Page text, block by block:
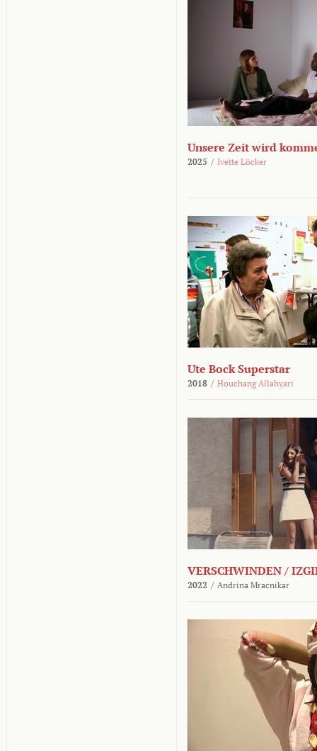
Unsere Zeit wird
2025 / Ivette Löcker
Ute Bock Superstar
2018 / Houchang Allahyari
VERSCHWINDEN /
2022 / Andrina Mracnikar